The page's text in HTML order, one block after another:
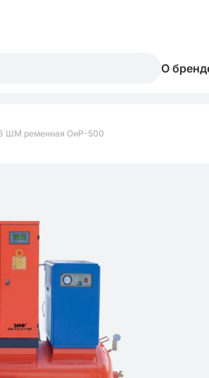
О
ШМ ременная ОиР-500